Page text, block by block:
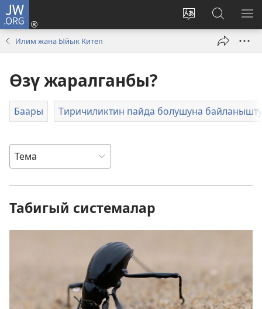
JW.ORG
Башка
тандоо
Кирүү
(жаңы
JW.ORG
сайтынан
Илим жана Ыйык Китеп
Өзү жаралганбы?
Баары Тиричиликтин пайда болушуна
Табигый системалар